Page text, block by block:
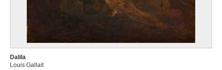
Dalila
Louis Gallait